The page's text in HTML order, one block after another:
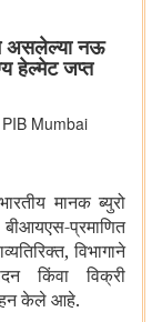
असलेल्या नऊ
हेल्मेट जप्त
PIB Mumbai
मानक ब्युरो
प्रमाणित
,विभागाने
किंवा विक्री
केले आहे.